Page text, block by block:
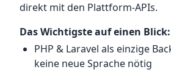
direkt mit den Plattform-APIs.
Das Wichtigste auf einen Blick:
PHP & Laravel als einzige
keine neue Sprache nötig